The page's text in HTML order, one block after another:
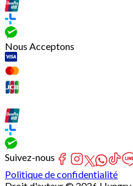
Nous Acceptons
Suivez-nous
Politique de confidentialité